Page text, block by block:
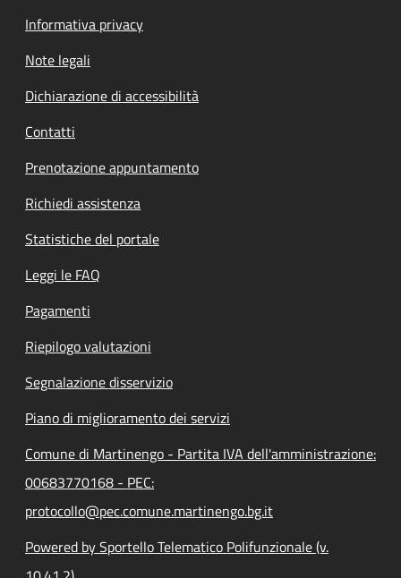
Informativa privacy
Note legali
Dichiarazione di accessibilità
Contatti
Prenotazione appuntamento
Richiedi assistenza
Statistiche del portale
Leggi le FAQ
Pagamenti
Riepilogo valutazioni
Segnalazione disservizio
Piano di miglioramento dei servizi
Comune di Martinengo - Partita IVA dell'amministrazione:
00683770168 - PEC:
protocollo@pec.comune.martinengo.bg.it
Powered by Sportello Telematico Polifunzionale (v.